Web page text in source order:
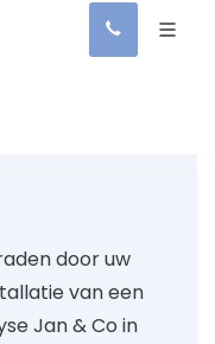
door uw
van een
Jan & Co in